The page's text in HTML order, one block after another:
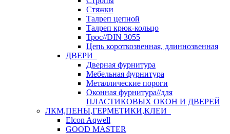
Стяжки
Талреп цепной
Талреп крюк-кольцо
Трос//DIN 3055
Цепь короткозвенная, длиннозвенная
ДВЕРИ
Дверная фурнитура
Мебельная фурнитура
Металлические пороги
Оконная фурнитура//для
ПЛАСТИКОВЫХ ОКОН И ДВЕРЕЙ
ЛКМ,ПЕНЫ,ГЕРМЕТИКИ,КЛЕИ
Elcon Aqwell
GOOD MASTER